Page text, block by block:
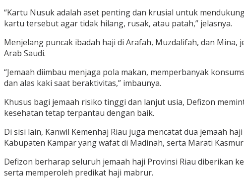
“Kartu Nusuk adalah aset penting dan krusial untuk
kartu tersebut agar tidak hilang, rusak, atau patah,” jelasnya.
Menjelang puncak ibadah haji di Arafah, Muzdalifah, dan
Arab Saudi.
“Jemaah diimbau menjaga pola makan, memperbanyak
dan alas kaki saat beraktivitas,” imbaunya.
Khusus bagi jemaah risiko tinggi dan lanjut usia, Defizon
kesehatan tetap terpantau dengan baik.
Di sisi lain, Kanwil Kemenhaj Riau juga mencatat dua jemaah
Kabupaten Kampar yang wafat di Madinah, serta Marati
Defizon berharap seluruh jemaah haji Provinsi Riau diberikan
serta memperoleh predikat haji mabrur.